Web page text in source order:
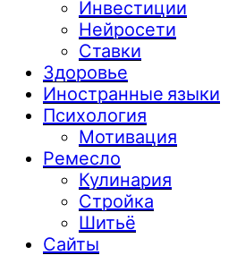
Инвестиции
Нейросети
Ставки
Здоровье
Иностранные языки
Психология
Мотивация
Ремесло
Кулинария
Стройка
Шитьё
Сайты